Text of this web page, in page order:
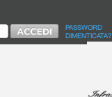
PASSWORD
DIMENTICATA?